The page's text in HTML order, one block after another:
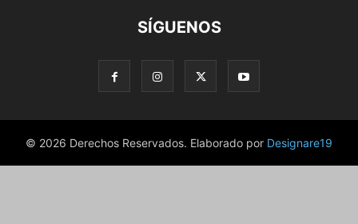
SÍGUENOS
© 2026 Derechos Reservados. Elaborado por Designare19